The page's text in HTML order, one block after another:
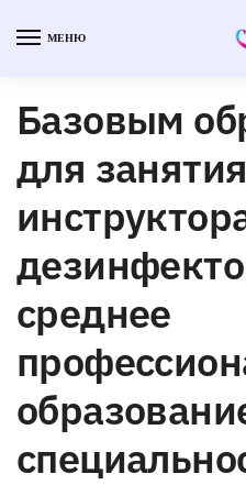
МЕНЮ
Базовым
для
среднее